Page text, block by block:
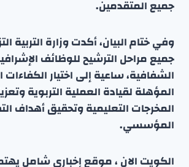
جميع المتقدمين.
وفي ختام البيان، أكدت وزارة التربية
جميع مراحل الترشيح للوظائف
الشفافية، ساعية إلى اختيار الكفاءات
المؤهلة لقيادة العملية التربوية
المخرجات التعليمية وتحقيق أهداف
المؤسسي.
الكويت الان ، موقع إخباري شامل